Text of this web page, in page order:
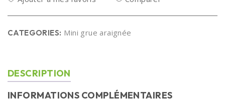
CATEGORIES: Mini grue araignée
DESCRIPTION
INFORMATIONS COMPLÉMENTAIRES